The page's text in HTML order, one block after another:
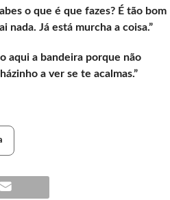
o que é que fazes? É tão bom
Já está murcha a coisa.”
aqui a bandeira porque não
a ver se te acalmas.”